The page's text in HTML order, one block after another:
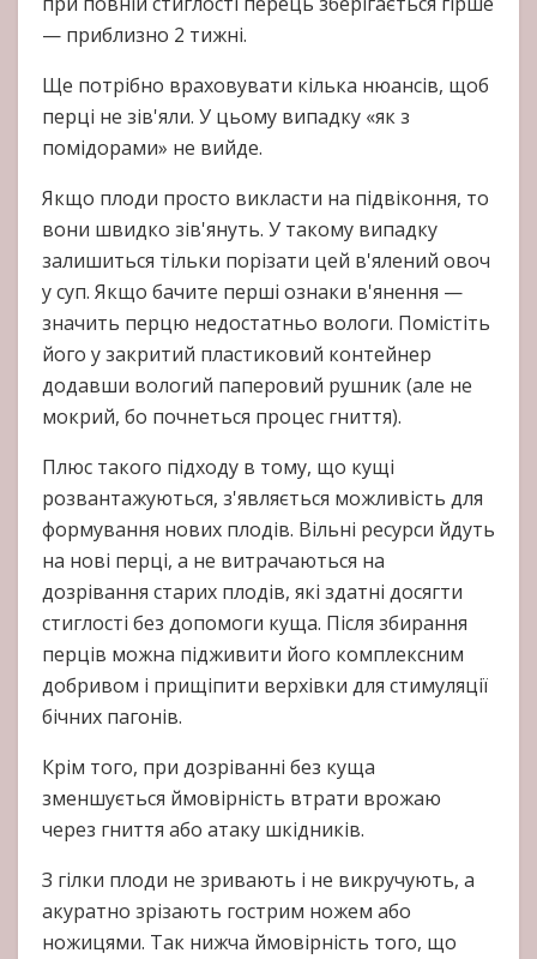
— приблизно 2 тижні.
Ще потрібно враховувати кілька нюансів, щоб
перці не зів'яли. У цьому випадку «як з
помідорами» не вийде.
Якщо плоди просто викласти на підвіконня, то
вони швидко зів'януть. У такому випадку
залишиться тільки порізати цей в'ялений овоч
у суп. Якщо бачите перші ознаки в'янення —
значить перцю недостатньо вологи. Помістіть
його у закритий пластиковий контейнер
додавши вологий паперовий рушник (але не
мокрий, бо почнеться процес гниття).
Плюс такого підходу в тому, що кущі
розвантажуються, з'являється можливість для
формування нових плодів. Вільні ресурси йдуть
на нові перці, а не витрачаються на
дозрівання старих плодів, які здатні досягти
стиглості без допомоги куща. Після збирання
перців можна підживити його комплексним
добривом і прищіпити верхівки для стимуляції
бічних пагонів.
Крім того, при дозріванні без куща
зменшується ймовірність втрати врожаю
через гниття або атаку шкідників.
З гілки плоди не зривають і не викручують, а
акуратно зрізають гострим ножем або
ножицями. Так нижча ймовірність того, що